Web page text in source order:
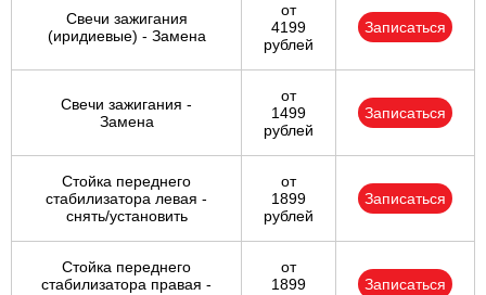
Свечи зажигания
(иридиевые) - Замена
от
4199
рублей
Записаться
Свечи зажигания -
Замена
от
1499
рублей
Записаться
Стойка переднего
стабилизатора левая -
снять/установить
от
1899
рублей
Записаться
Стойка переднего
стабилизатора правая -
от
1899
Записаться